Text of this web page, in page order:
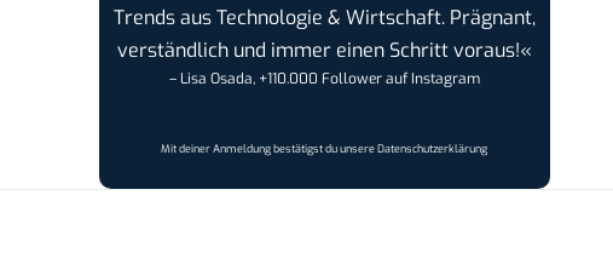
Trends aus Technologie & Wirtschaft. Prägnant,
verständlich und immer einen Schritt voraus!«
– Lisa Osada, +110.000 Follower auf Instagram
Mit deiner Anmeldung bestätigst du unsereDatenschutzerklärung